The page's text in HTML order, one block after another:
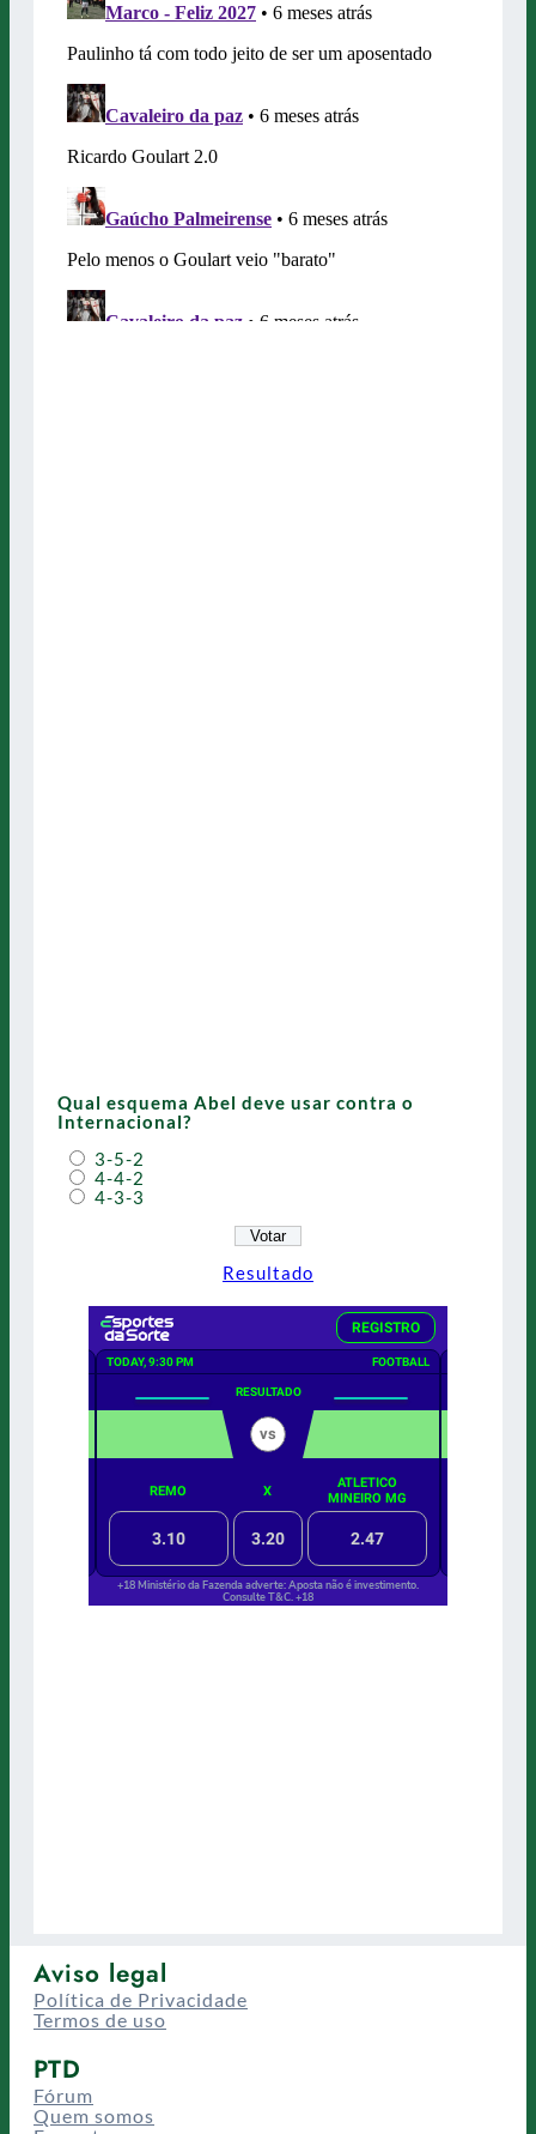
Qual esquema Abel deve usar contra o
Internacional?
3-5-2
4-4-2
4-3-3
Resultado
Aviso legal
Política de Privacidade
Termos de uso
PTD
Fórum
Quem somos